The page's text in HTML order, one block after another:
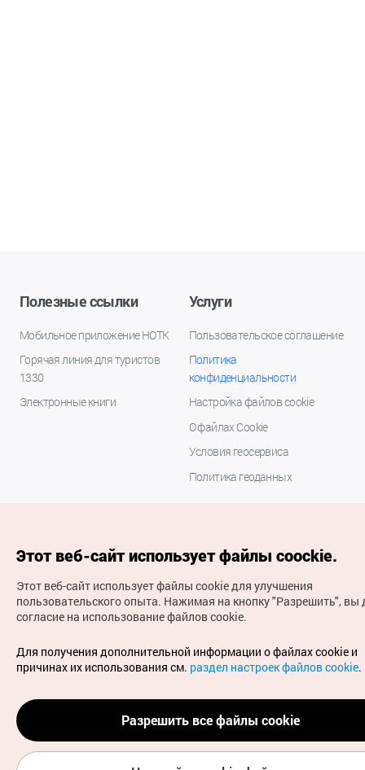
Полезные ссылки
Мобильное приложение НОТК
Горячая линия для туристов
1330
Электронные книги
Услуги
Пользовательское соглашение
Политика
конфиденциальности
Настройка файлов cookie
О файлах Cookie
Условия геосервиса
Политика геоданных
(с) Национальная организация туризма Кореи Все
права защищены
Для извещения об ошибках и проблемах, связанных с
работой веб-сайта, направляйте ваши запросы на
официальный адрес электронной почты
russian@knto.or.kr
Этот веб-сайт использует файлы coockie.
Этот веб-сайт использует файлы cookie для улучшения
пользовательского опыта. Нажимая на кнопку "Разрешить", вы
согласие на использование файлов cookie.
Для получения дополнительной информации о файлах cookie и
причинах их использования см. раздел настроек файлов cookie.
Разрешить все файлы cookie